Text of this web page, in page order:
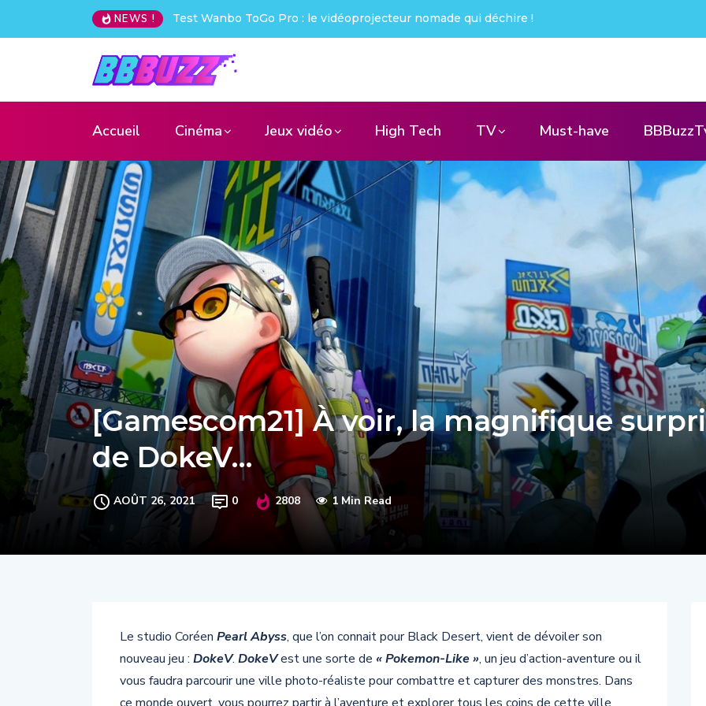
NEWS !
le vidéoprojecteur nomade qui déchire !Creative Pebble X : j’ai été choqué !
Accueil Cinéma Jeux vidéo High Tech TV Must-have
[Gamescom21] À voir, la magnifique
de DokeV…
AOÛT 26, 2021 0 2808 1 Min Read
Le studio Coréen Pearl Abyss, que l’on connait pour Black Desert, vient de dévoiler son
nouveau jeu : DokeV. DokeVest une sorte de « Pokemon-Like », un jeu d’action-aventure ou il
vous faudra parcourir une ville photo-réaliste pour combattre et capturer des monstres. Dans